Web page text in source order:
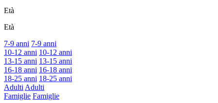
Età
Età
7-9 anni 7-9 anni
10-12 anni 10-12 anni
13-15 anni 13-15 anni
16-18 anni 16-18 anni
18-25 anni 18-25 anni
AdultiAdulti
Famiglie Famiglie